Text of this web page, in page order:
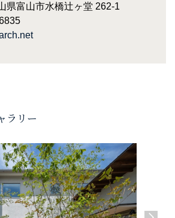
富山市水橋辻ヶ堂 262-1
ラリー